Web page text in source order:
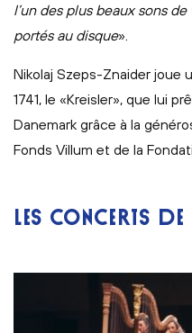
l’un des plus beaux sons
portés au disque».
Nikolaj Szeps-Znaider joue
1741, le «Kreisler», que lui
Danemark grâce à la
Fonds Villum et de la
LES CONCERTS